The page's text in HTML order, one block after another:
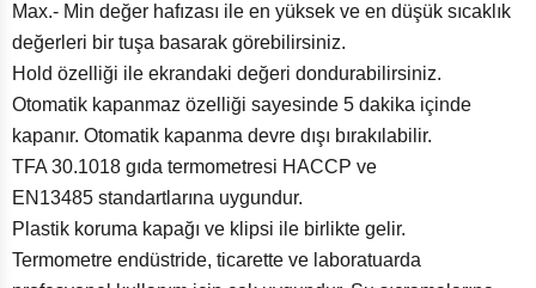
Max.- Min değer hafızası ile en yüksek ve en düşük sıcaklık
değerleri bir tuşa basarak görebilirsiniz.
Hold özelliği ile ekrandaki değeri dondurabilirsiniz.
Otomatik kapanmaz özelliği sayesinde 5 dakika içinde
kapanır. Otomatik kapanma devre dışı bırakılabilir.
TFA 30.1018 gıda termometresi HACCP ve
EN13485 standartlarına uygundur.
Plastik koruma kapağı ve klipsi ile birlikte gelir.
Termometre endüstride, ticarette ve laboratuarda